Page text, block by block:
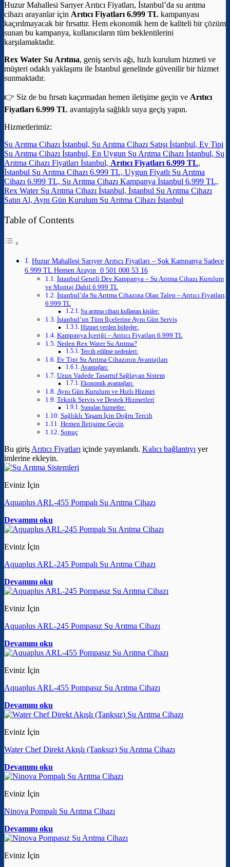
Huzur Mahallesi Sarıyer Arıtıcı Fiyatları, İstanbul’da su arıtma
cihazı arayanlar için Arıtıcı Fiyatları 6.999 TL kampanyası
kaçırılmayacak bir fırsattır. Hem ekonomik hem de kaliteli bir çözüm
sunan bu kampanya, kullanıcıların tüm beklentilerini
karşılamaktadır.
Rex Water Su Arıtma, geniş servis ağı, hızlı kurulum hizmeti ve
müşteri odaklı yaklaşımı ile İstanbul genelinde güvenilir bir hizmet
sunmaktadır.
👉 Siz de bu fırsatı kaçırmadan hemen iletişime geçin ve Arıtıcı
Fiyatları 6.999 TL avantajıyla sağlıklı suya geçiş yapın.
Hizmetlerimiz:
Su Arıtma Cihazı İstanbul, Su Arıtma Cihazı Satışı İstanbul, Ev Tipi
Su Arıtma Cihazı İstanbul, En Uygun Su Arıtma Cihazı İstanbul, Su
Arıtma Cihazı Fiyatları İstanbul, Arıtıcı Fiyatları 6.999 TL,
İstanbul Su Arıtma Cihazı 6.999 TL, Uygun Fiyatlı Su Arıtma
Cihazı 6.999 TL, Su Arıtma Cihazı Kampanya İstanbul 6.999 TL,
Rex Water Su Arıtma Cihazı İstanbul, İstanbul Su Arıtma Cihazı
Satın Al, Aynı Gün Kurulum Su Arıtma Cihazı İstanbul
Table of Contents
Huzur Mahallesi Sarıyer Arıtıcı Fiyatları – Şok Kampanya Sadece
6.999 TL Hemen Arayın 0 501 000 53 16
İstanbul Geneli Dev Kampanya – Su Arıtma Cihazı Kurulum
ve Montaj Dahil 6.999 TL
İstanbul’da Su Arıtma Cihazına Olan Talep – Arıtıcı Fiyatları
6.999 TL
Su arıtma cihazı kullanan kişiler:
İstanbul’un Tüm İlçelerine Aynı Gün Servis
Hizmet verilen bölgeler:
Kampanya İçeriği – Arıtıcı Fiyatları 6.999 TL
Neden Rex Water Su Arıtma?
Tercih edilme nedenleri:
Ev Tipi Su Arıtma Cihazının Avantajları
Avantajları:
Uzun Vadede Tasarruf Sağlayan Sistem
Ekonomik avantajları:
Aynı Gün Kurulum ve Hızlı Hizmet
Teknik Servis ve Destek Hizmetleri
Sunulan hizmetler:
Sağlıklı Yaşam İçin Doğru Tercih
Hemen İletişime Geçin
Sonuç
Bu girişArıtıcı Fiyatları içinde yayınlandı. Kalıcı bağlantıyı yer
imlerine ekleyin.
Eviniz İçin
Aquaplus ARL-455 Pompalı Su Arıtma Cihazı
Devamını oku
Eviniz İçin
Aquaplus ARL-245 Pompalı Su Arıtma Cihazı
Devamını oku
Eviniz İçin
Aquaplus ARL-245 Pompasız Su Arıtma Cihazı
Devamını oku
Eviniz İçin
Aquaplus ARL-455 Pompasız Su Arıtma Cihazı
Devamını oku
Eviniz İçin
Water Chef Direkt Akışlı (Tanksız) Su Arıtma Cihazı
Devamını oku
Eviniz İçin
Ninova Pompalı Su Arıtma Cihazı
Devamını oku
Eviniz İçin